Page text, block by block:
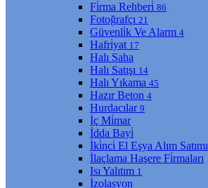
Fi̇rma Rehberi̇ 86
Fotoğrafçı 21
Güvenli̇k Ve Alarm 4
Hafri̇yat 17
Halı Saha
Halı Satışı 14
Halı Yıkama 45
Hazır Beton 4
Hurdacılar 9
İç Mi̇mar
İdda Bayi̇
İki̇nci̇ El Eşya Alım Satımı
İlaçlama Haşere Fi̇rmaları
Isı Yalıtım 1
İzolasyon